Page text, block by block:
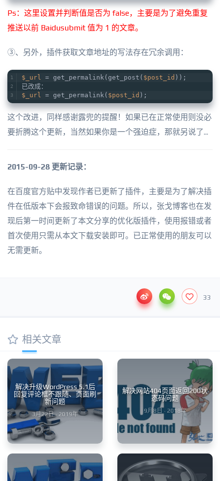
Ps：这里设置并判断值是否为 false，主要是为了避免重复
推送以前 Baidusubmit 值为 1 的文章。
③、另外，插件获取文章地址的写法存在冗余调用：
$_url = get_permalink(get_post( $post_id ));
已改成：
$_url
= get_permalink( $post_id );
这个改进，同样感谢露兜的提醒！如果已在正常使用则没必
要折腾这个更新，当然如果你是一个强迫症，那就另说了...
2015-09-28 更新记录：
在百度官方贴中发现作者已更新了插件，主要是为了解决插
件在低版本下会报致命错误的问题。所以，张戈博客也在发
现后第一时间更新了本文分享的优化版插件，使用报错或者
首次使用只需从本文下载安装即可。已正常使用的朋友可以
无需更新。
33
相关文章
解决升级WordPress 5.1后
回复评论框不跟随、页面刷
新问题
3月22日 · 2019年
解决网站404页面返回200状
态码问题
9月8日 · 2018年